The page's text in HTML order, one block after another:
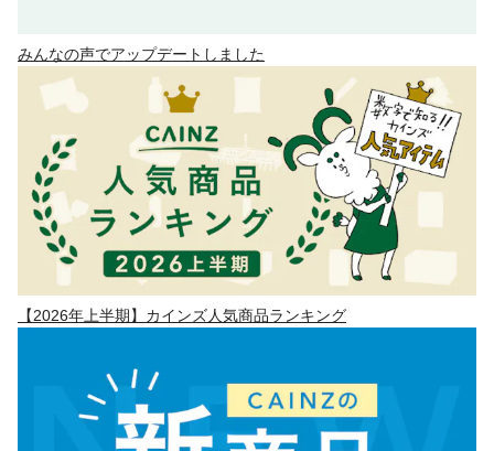
みんなの声でアップデートしました
【2026年上半期】カインズ人気商品ランキング